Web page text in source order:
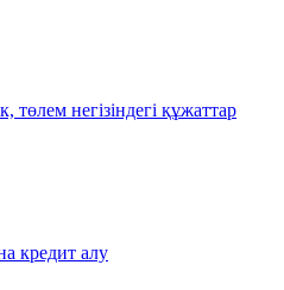
төлем негізіндегі құжаттар
кредит алу